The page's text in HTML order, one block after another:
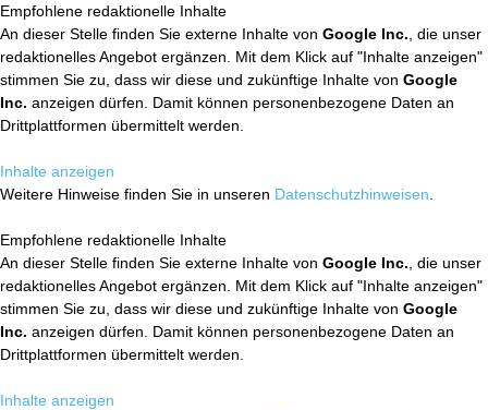
Empfohlene redaktionelle Inhalte
An dieser Stelle finden Sie externe Inhalte von Google Inc. , die unser
redaktionelles Angebot ergänzen. Mit dem Klick auf "Inhalte anzeigen"
stimmen Sie zu, dass wir diese und zukünftige Inhalte von Google
Inc. anzeigen dürfen. Damit können personenbezogene Daten an
Drittplattformen übermittelt werden.
Inhalte anzeigen
Weitere Hinweise finden Sie in unseren Datenschutzhinweisen
Empfohlene redaktionelle Inhalte
An dieser Stelle finden Sie externe Inhalte von Google Inc. , die unser
redaktionelles Angebot ergänzen. Mit dem Klick auf "Inhalte anzeigen"
stimmen Sie zu, dass wir diese und zukünftige Inhalte von Google
Inc. anzeigen dürfen. Damit können personenbezogene Daten an
Drittplattformen übermittelt werden.
Inhalte anzeigen